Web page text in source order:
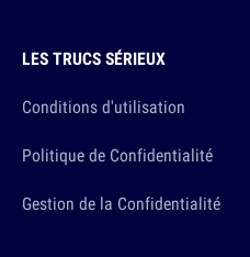
LES TRUCS SÉRIEUX
Conditions d'utilisation
Politique de Confidentialité
Gestion de la Confidentialité